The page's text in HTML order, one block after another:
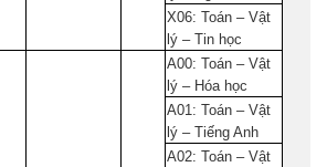
X06: Toán – Vật
lý – Tin học
A00: Toán – Vật
lý – Hóa học
A01: Toán – Vật
lý – Tiếng Anh
A02: Toán – Vật